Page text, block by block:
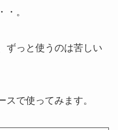
・。
ずっと使うのは苦しい
スで使ってみます。